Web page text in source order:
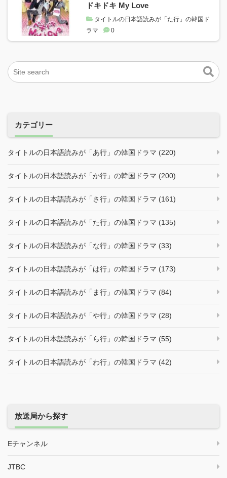
ドキドキ My Love
タイトルの日本語読みが「た行」の韓国ド
ラマ
0
カテゴリー
タイトルの日本語読みが「あ行」の韓国ドラマ (220)
タイトルの日本語読みが「か行」の韓国ドラマ (200)
タイトルの日本語読みが「さ行」の韓国ドラマ (161)
タイトルの日本語読みが「た行」の韓国ドラマ (135)
タイトルの日本語読みが「な行」の韓国ドラマ (33)
タイトルの日本語読みが「は行」の韓国ドラマ (173)
タイトルの日本語読みが「ま行」の韓国ドラマ (84)
タイトルの日本語読みが「や行」の韓国ドラマ (28)
タイトルの日本語読みが「ら行」の韓国ドラマ (55)
タイトルの日本語読みが「わ行」の韓国ドラマ (42)
放送局から探す
Eチャンネル
JTBC